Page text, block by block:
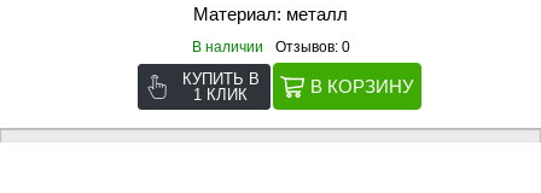
Материал: металл
В наличии Отзывов: 0
КУПИТЬ В
1 КЛИК